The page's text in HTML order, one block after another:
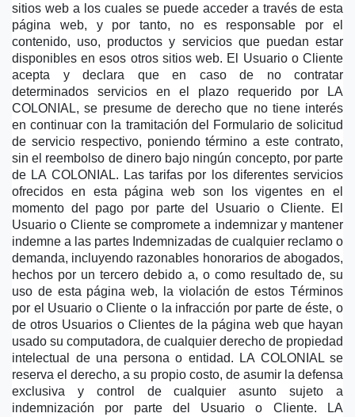
sitios web a los cuales se puede acceder a través de esta
página web, y por tanto, no es responsable por el
contenido, uso, productos y servicios que puedan estar
disponibles en esos otros sitios web. El Usuario o Cliente
acepta y declara que en caso de no contratar
determinados servicios en el plazo requerido por LA
COLONIAL, se presume de derecho que no tiene interés
en continuar con la tramitación del Formulario de solicitud
de servicio respectivo, poniendo término a este contrato,
sin el reembolso de dinero bajo ningún concepto, por parte
de LA COLONIAL. Las tarifas por los diferentes servicios
ofrecidos en esta página web son los vigentes en el
momento del pago por parte del Usuario o Cliente. El
Usuario o Cliente se compromete a indemnizar y mantener
indemne a las partes Indemnizadas de cualquier reclamo o
demanda, incluyendo razonables honorarios de abogados,
hechos por un tercero debido a, o como resultado de, su
uso de esta página web, la violación de estos Términos
por el Usuario o Cliente o la infracción por parte de éste, o
de otros Usuarios o Clientes de la página web que hayan
usado su computadora, de cualquier derecho de propiedad
intelectual de una persona o entidad. LA COLONIAL se
reserva el derecho, a su propio costo, de asumir la defensa
exclusiva y control de cualquier asunto sujeto a
indemnización por parte del Usuario o Cliente. LA